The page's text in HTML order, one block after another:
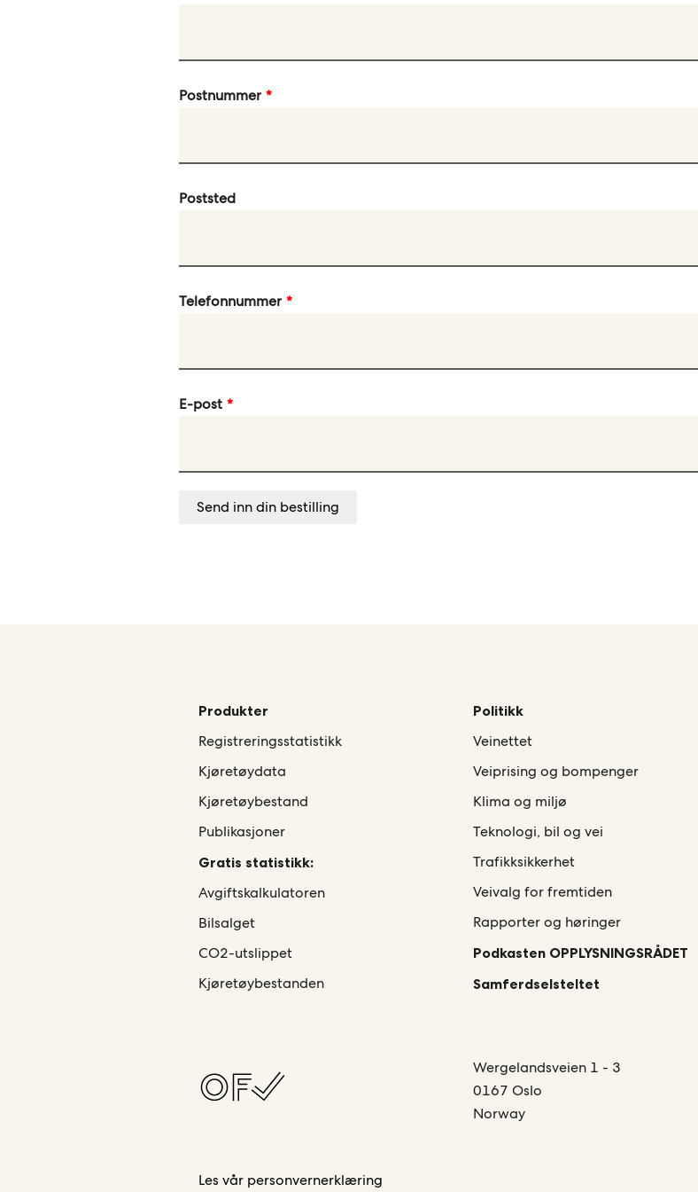
Postnummer
Poststed
Telefonnummer
E-post
Send inn din bestilling
Produkter
Registreringsstatistikk
Kjøretøydata
Kjøretøybestand
Publikasjoner
Gratis statistikk:
Avgiftskalkulatoren
Bilsalget
CO2-utslippet
Kjøretøybestanden
Politikk
Veinettet
Veiprising og bompenger
Klima og miljø
Teknologi, bil og vei
Trafikksikkerhet
Veivalg for fremtiden
Rapporter og høringer
Podkasten OPPLYSNINGSRÅDET
Samferdselsteltet
Wergelandsveien 1 - 3
0167 Oslo
Norway
Les vår personvernerklæring